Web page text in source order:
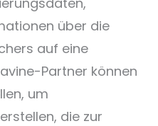
über die
auf eine
Partner können
um
die zur